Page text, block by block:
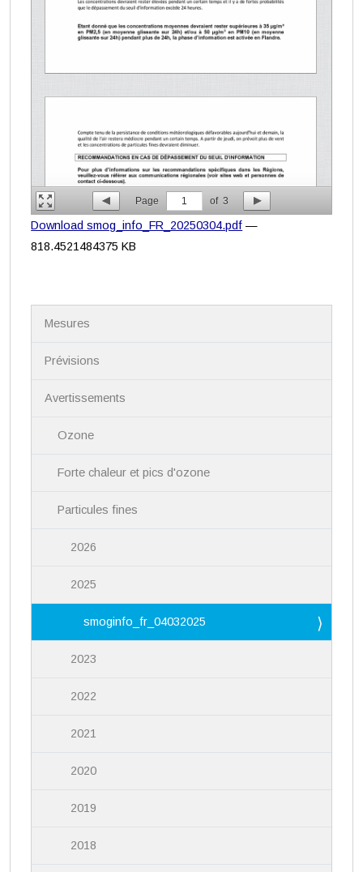
Page 1 of 3
Download smog_info_FR_20250304.pdf —
818.4521484375 KB
Mesures
Prévisions
Avertissements
Ozone
Forte chaleur et pics d'ozone
Particules fines
2026
2025
smoginfo_fr_04032025
2023
2022
2021
2020
2019
2018